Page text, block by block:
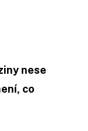
nese
co